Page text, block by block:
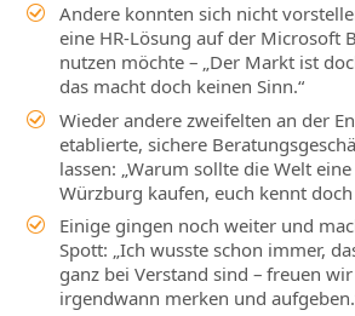
Andere konnten sich nicht
eine HR‑Lösung auf der Microsoft
nutzen möchte – „Der Markt ist
das macht doch keinen Sinn.“
Wieder andere zweifelten an der
etablierte, sichere
lassen: „Warum sollte die Welt
Würzburg kaufen, euch kennt
Einige gingen noch weiter und
Spott: „Ich wusste schon immer,
ganz bei Verstand sind – freuen
irgendwann merken und